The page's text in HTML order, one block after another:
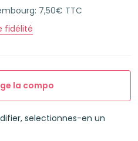
7,50€ TTC
fidélité
la compo
selectionnes-en un